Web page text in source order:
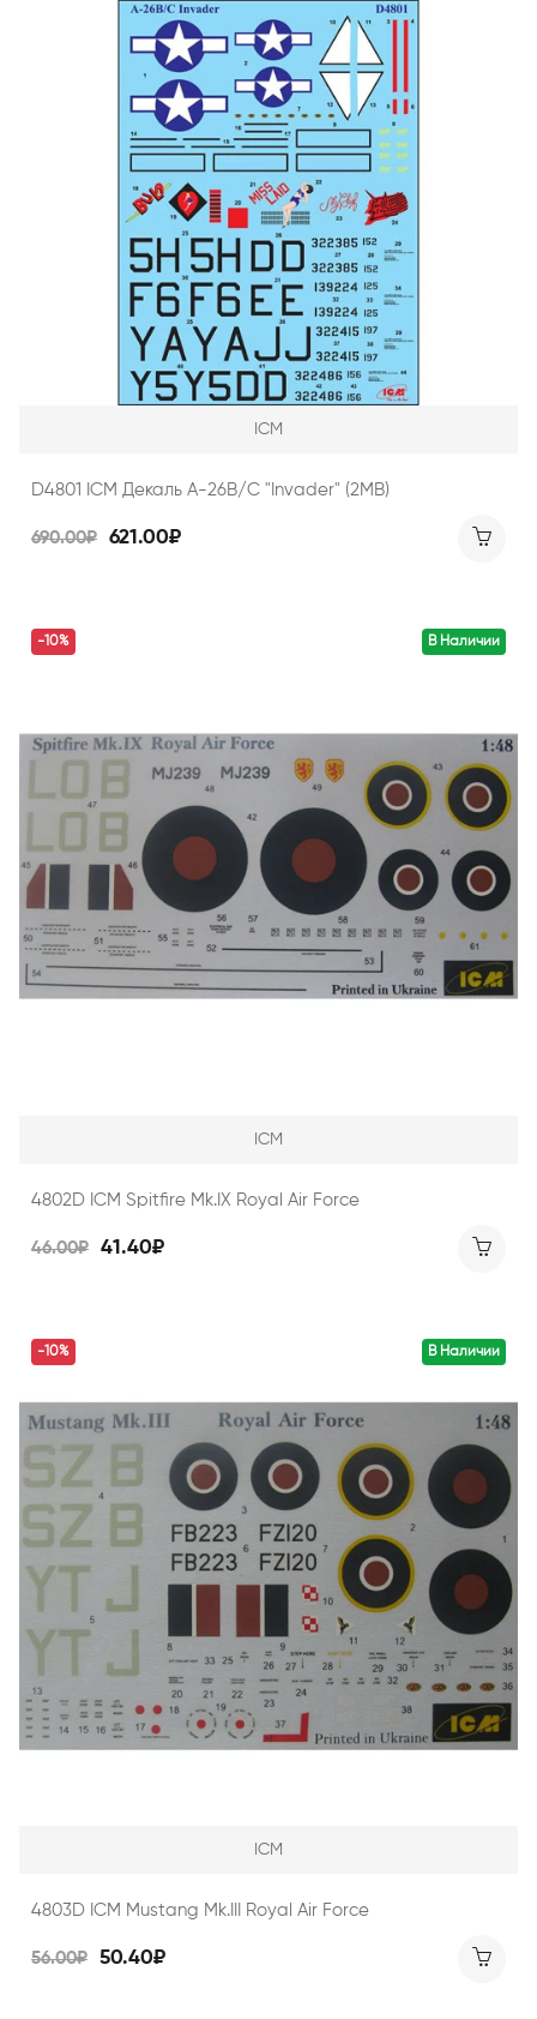
ICM
D4801 ICM Декаль A-26B/C "Invader" (2MB)
690.00₽ 621.00₽
В Наличии
-10%
ICM
4802D ICM Spitfire Mk.IX Royal Air Force
46.00₽ 41.40₽
В Наличии
-10%
ICM
4803D ICM Mustang Mk.III Royal Air Force
56.00₽ 50.40₽